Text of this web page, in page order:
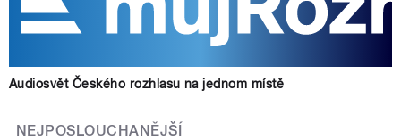
Audiosvět Českého rozhlasu na jednom místě
NEJPOSLOUCHANĚJŠÍ